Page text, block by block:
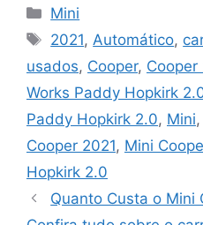
Categorias
Mini
Tags
2021,Automático,
usados, Cooper, Cooper
Works Paddy Hopkirk
Paddy Hopkirk 2.0, Mini,
Cooper 2021, Mini
Hopkirk 2.0
Quanto Custa o Mini